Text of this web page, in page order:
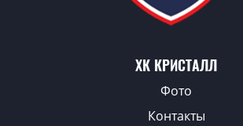
ХК КРИСТАЛЛ
Фото
Контакты